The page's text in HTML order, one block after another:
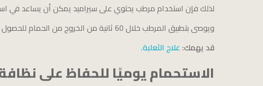
لذلك فإن استخدام مرطب يحتوي على سيراميد يمكن أن يساعد في
ويوصى بتطبيق المرطب خلال 60 ثانية من الخروج من الحمام للحصول على أفضل النتائج.
قد يهمك: علاج الثعلبة.
الاستحمام يوميًا للحفاظ على